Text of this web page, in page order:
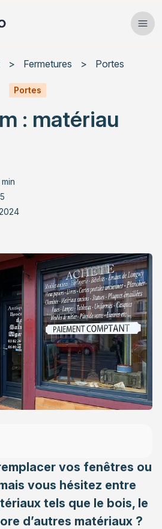
> Fermetures > Portes
Portes
: matériau
vos fenêtres ou
vous hésitez entre
tels que le bois, le
d’autres matériaux ?
et recyclable